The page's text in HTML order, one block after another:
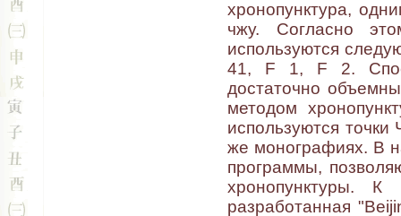
хронопунктура,
чжу. Согласно
используются
41, F 1, F 2.
достаточно
методом
используются
же монографиях. В
программы,
хронопунктуры. К
разработанная